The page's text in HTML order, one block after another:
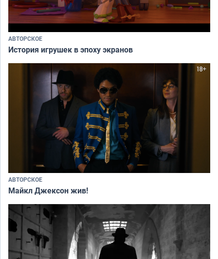
АВТОРСКОЕ
История игрушек в эпоху экранов
АВТОРСКОЕ
Майкл Джексон жив!